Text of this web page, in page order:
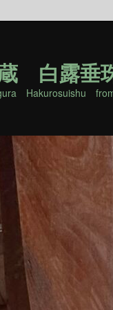
白露垂
Hakurosuishu